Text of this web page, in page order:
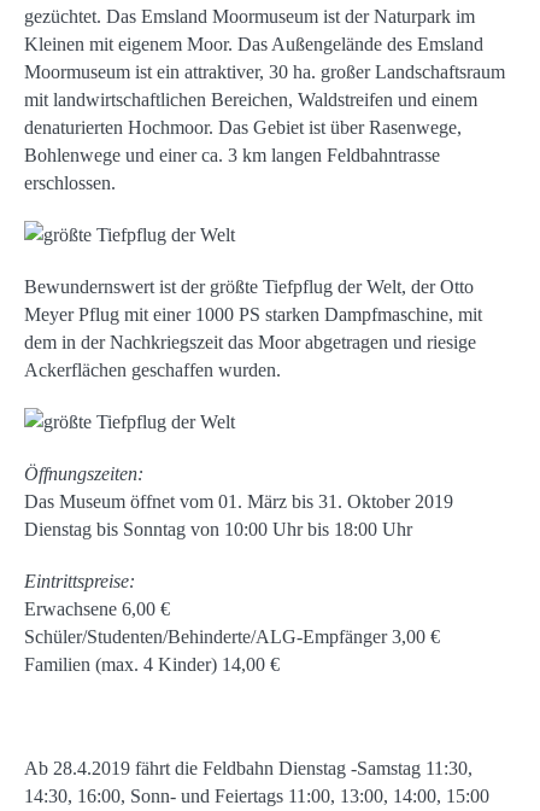
gezüchtet. Das Emsland Moormuseum ist der Naturpark im
Kleinen mit eigenem Moor. Das Außengelände des Emsland
Moormuseum ist ein attraktiver, 30 ha. großer Landschaftsraum
mit landwirtschaftlichen Bereichen, Waldstreifen und einem
denaturierten Hochmoor. Das Gebiet ist über Rasenwege,
Bohlenwege und einer ca. 3 km langen Feldbahntrasse
erschlossen.
Bewundernswert ist der größte Tiefpflug der Welt, der Otto
Meyer Pflug mit einer 1000 PS starken Dampfmaschine, mit
dem in der Nachkriegszeit das Moor abgetragen und riesige
Ackerflächen geschaffen wurden.
Öffnungszeiten:
Das Museum öffnet vom 01. März bis 31. Oktober 2019
Dienstag bis Sonntag von 10:00 Uhr bis 18:00 Uhr
Eintrittspreise:
Erwachsene 6,00 €
Schüler/Studenten/Behinderte/ALG-Empfänger 3,00 €
Familien (max. 4 Kinder) 14,00 €
Ab 28.4.2019 fährt die Feldbahn Dienstag -Samstag 11:30,
14:30, 16:00, Sonn- und Feiertags 11:00, 13:00, 14:00, 15:00